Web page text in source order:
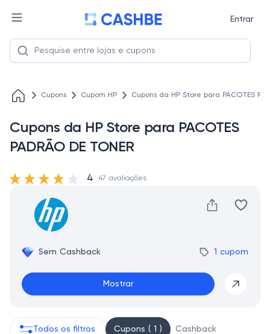
Entrar
Cupons Cupom HP Cupons da HP Store para PACOTES
Cupons da HP Store para PACOTES
PADRÃO DE TONER
Sem Cashback 1 cupom
Mostrar
4 47 avaliações
Todos os filtros Cupons ( 1 ) Cashback